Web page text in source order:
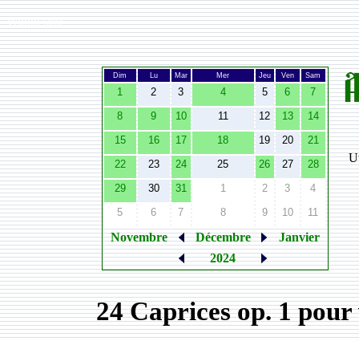
Width:980
Dim Lu Mar Mer Jeu Ven Sam
1 2 3 4 5 6
7
8
9 10 11 12 13
14
15
16 17 18 19 20
21
22
23 24 25 26 27
28
29
30 31 1 2 3
4
5
6 7 8 9 10 11
Novembre Décembre
Janvier
2024
24 Caprices op. 1